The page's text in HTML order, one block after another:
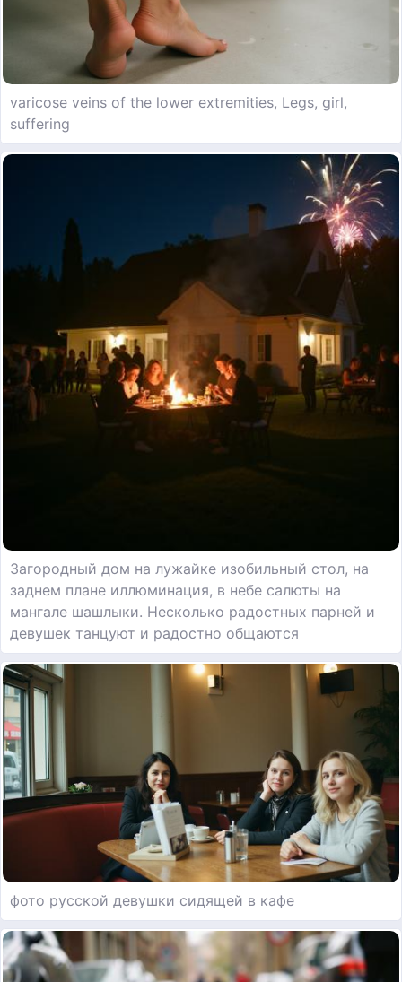
varicose veins of the lower extremities, Legs, girl,
suffering
Загородный дом на лужайке изобильный стол, на
заднем плане иллюминация, в небе салюты на
мангале шашлыки. Несколько радостных парней и
девушек танцуют и радостно общаются
фото русской девушки сидящей в кафе